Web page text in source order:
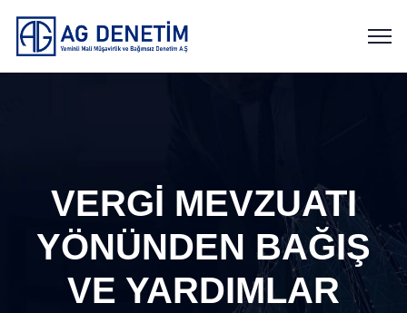
VERGİ MEVZUATI
YÖNÜNDEN BAĞIŞ
VE YARDIMLAR